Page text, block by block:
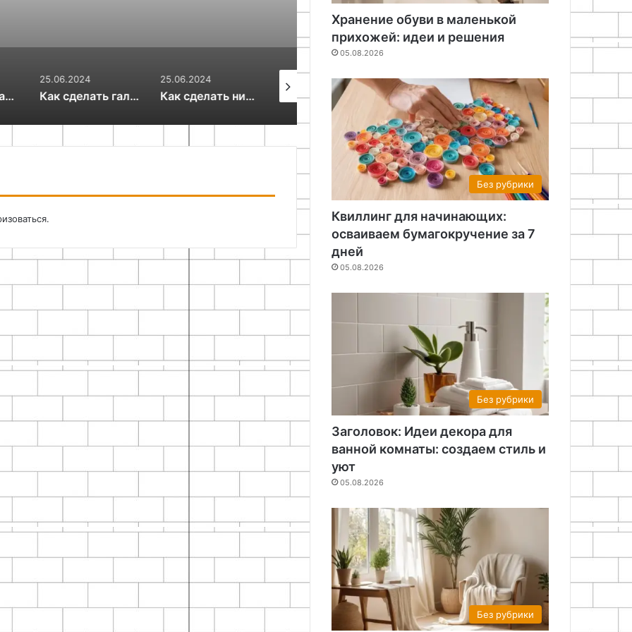
в домашних условиях
25.06.2024
Как сделать гальваническую установку для никелирования в домашних условиях
25.06.2024
Как сделать никелирование в домашних условиях
25.06.2024
Как сделать шильдики для станка простым способом
25.06.2024
Как правильно покрыть сталь слоем меди
.
Хранение обуви в маленькой
прихожей: идеи и решения
05.08.2026
Без рубрики
Квиллинг для начинающих:
осваиваем бумагокручение за 7
дней
05.08.2026
Без рубрики
Заголовок: Идеи декора для
ванной комнаты: создаем стиль и
уют
05.08.2026
Без рубрики